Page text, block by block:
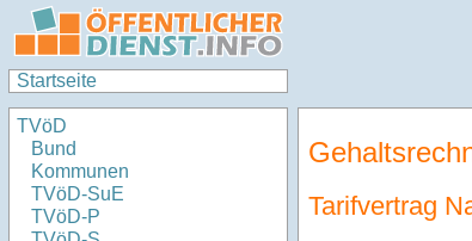
Startseite
TVöD
Bund
Kommunen
TVöD-SuE
TVöD-P
Tarifvertrag